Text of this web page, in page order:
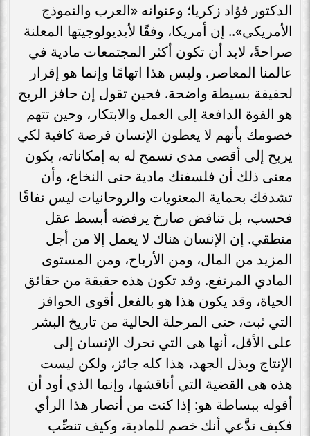
الدكتور فؤاد زكريا؛ وعنوانه «العرب والنموذج
الأمريكي».. إن أمريكا، وفقًا لأيديولوجيتها المعلنة
صراحةً، لابد أن تكون أكثر المجتمعات مادية في
عالمنا المعاصر. وليس هذا اتهامًا وإنما هو إقرار
لحقيقة بسيطة واضحة. فحين تقول إن حافز الربح
هو القوة الدافعة إلى العمل والابتكار، وحين تتهم
خصومك بأنهم لا يعطون الإنسان فرصة كافية لكي
يربح إلى أقصى مدى تسمح له به إمكاناته، يكون
معنى ذلك أن فلسفتك مادية حتى النخاع، وأن
تشدقك بحماية المعنويات والروحانيات ليس نفاقًا
فحسب، بل تناقض صارخ يرفضه أبسط عقل
منطقي. إن الإنسان هناك لا يعمل إلا من أجل
المزيد من المال، ومن الأرباح، ومن المستوى
المادي المرتفع. وقد تكون هذه حقيقة من حقائق
الحياة، وقد يكون هذا هو بالفعل أقوى الحوافز
التي ثبت، حتى المرحلة الحالية من تاريخ البشر
على الأقل، أنها هى التي تحرك الإنسان إلى
الإنتاج وبذل الجهد، هذا كله جائز، ولكن ليست
هذه هى القضية التي أناقشها، وإنما الذي أود أن
أقوله ببساطة هو: إذا كنت من أنصار هذا الرأي
فكيف تدَّعي أنك خصم للمادية، وكيف تنصِّب